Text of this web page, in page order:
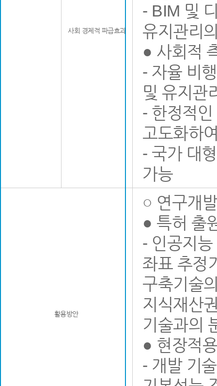
사회 경제적 파급효과
- BIM 및
유지관리
● 사회적
- 자율 비
및 유지관
- 한정적
고도화하
- 국가 대
가능
활용방안
○ 연구개
● 특허 출
- 인공지
좌표 추정
구축기술
지식재산
기술과의
● 현장적
- 개발 기